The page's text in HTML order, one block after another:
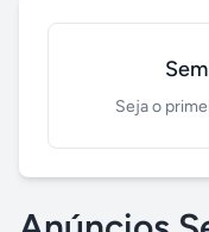
Seja o